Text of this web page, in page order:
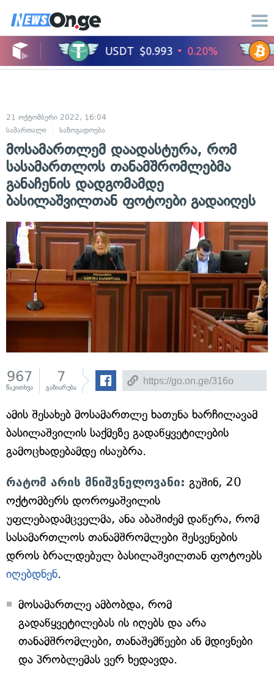
21 ოქტომბერი 2022, 16:04
სამართალი
საზოგადოება
მოსამართლემ დაადასტურა, რომ
სასამართლოს თანამშრომლებმა
განაჩენის დადგომამდე
ბასილაშვილთან ფოტოები გადაიღეს
967
წაკითხვა
7
გაზიარება
ამის შესახებ მოსამართლე ხათუნა ხარჩილავამ
ბასილაშვილის საქმეზე გადაწყვეტილების
გამოცხადებამდე ისაუბრა.
რატომ არის მნიშვნელოვანი: გუშინ, 20
ოქტომბერს დოროყაშვილის
უფლებადამცველმა, ანა აბაშიძემ დაწერა, რომ
სასამართლოს თანამშრომლები შესვენების
დროს ბრალდებულ ბასილაშვილთან ფოტოებს
იღებდნენ.
მოსამართლე ამბობდა, რომ
გადაწყვეტილებას ის იღებს და არა
თანამშრომლები, თანაშემწეები ან მდივნები
და პრობლემას ვერ ხედავდა.